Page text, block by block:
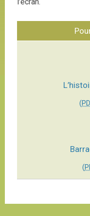
l’écran.
(
(